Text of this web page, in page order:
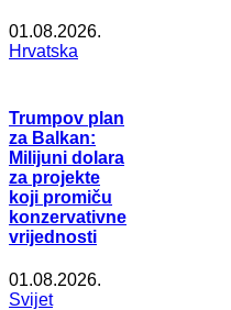
01.08.2026.
Hrvatska
Trumpov plan
za Balkan:
Milijuni dolara
za projekte
koji promiču
konzervativne
vrijednosti
01.08.2026.
Svijet